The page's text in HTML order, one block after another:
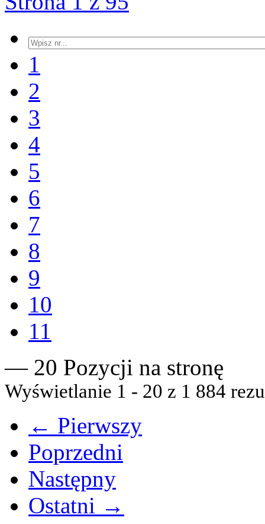
1
2
3
4
5
6
7
8
9
10
11
— 20 Pozycji na stronę
Wyświetlanie 1 - 20 z 1 884
← Pierwszy
Poprzedni
Następny
Ostatni →